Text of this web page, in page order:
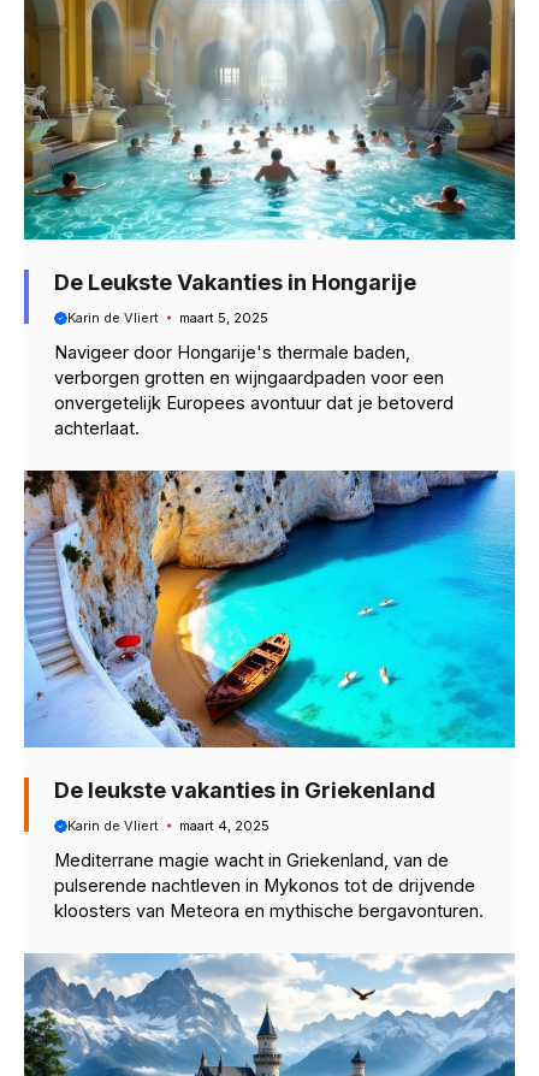
De Leukste Vakanties in Hongarije
Karin de Vliert maart 5, 2025
Navigeer door Hongarije's thermale baden,
verborgen grotten en wijngaardpaden voor een
onvergetelijk Europees avontuur dat je betoverd
achterlaat.
De leukste vakanties in Griekenland
Karin de Vliert maart 4, 2025
Mediterrane magie wacht in Griekenland, van de
pulserende nachtleven in Mykonos tot de drijvende
kloosters van Meteora en mythische bergavonturen.